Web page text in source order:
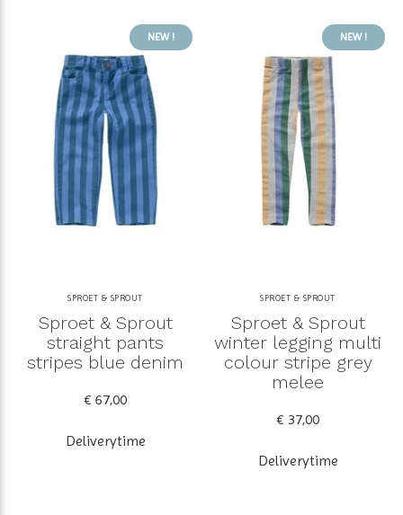
NEW !
SPROET & SPROUT
Sproet & Sprout
straight pants
stripes blue denim
€ 67,00
Deliverytime
NEW !
SPROET & SPROUT
Sproet & Sprout
winter legging multi
colour stripe grey
melee
€ 37,00
Deliverytime